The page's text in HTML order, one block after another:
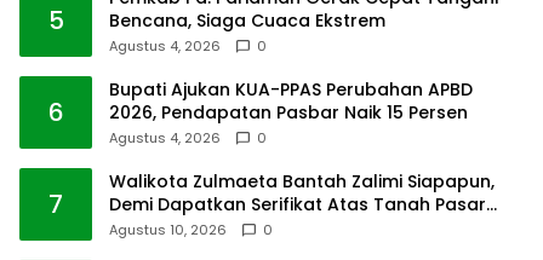
5
Bencana, Siaga Cuaca Ekstrem
Agustus 4, 2026 0
6
Bupati Ajukan KUA-PPAS Perubahan APBD
2026, Pendapatan Pasbar Naik 15 Persen
Agustus 4, 2026 0
7
Walikota Zulmaeta Bantah Zalimi Siapapun,
Demi Dapatkan Serifikat Atas Tanah Pasar
Payakumbuh
Agustus 10, 2026 0